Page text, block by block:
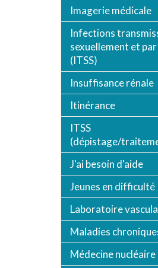
Imagerie médicale
Infections
sexuellement et
(ITSS)
Insuffisance rénale
Itinérance
ITSS
(dépistage/
J'ai besoin d'aide
Jeunes en difficulté
Laboratoire
Maladies
Médecine nucléaire